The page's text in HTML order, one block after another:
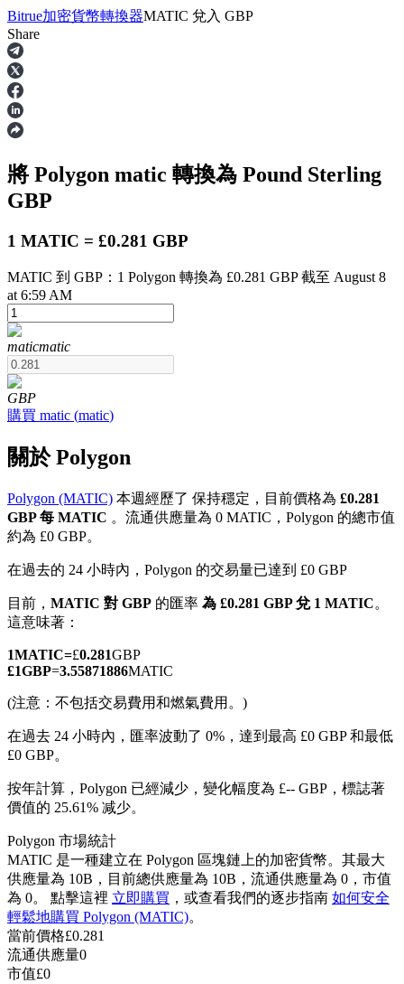
合約
USDT永續
多種以USDT結算的永續合約
幣本位永續
以數字貨幣為保證金的永續合約
TradFi
USDC永續
多種以USDC結算的永續合約
Bitrue加密貨幣轉換器MATIC 兌入 GBP
Share
將 Polygon matic 轉換為 Pound Sterling
GBP
1 MATIC = £0.281 GBP
MATIC 到 GBP：1 Polygon 轉換為 £0.281 GBP 截至 August 8
at 6:59 AM
maticmatic
GBP
購買 matic (matic)
關於 Polygon
Polygon (MATIC) 本週經歷了 保持穩定，目前價格為 £0.281
GBP 每 MATIC 。流通供應量為 0 MATIC，Polygon 的總市值
約為 £0 GBP。
在過去的 24 小時內，Polygon 的交易量已達到 £0 GBP
目前， MATIC 對 GBP 的匯率 為 £0.281 GBP 兌 1 MATIC。
這意味著：
1MATIC=£0.281GBP
£1GBP=3.55871886MATIC
(注意：不包括交易費用和燃氣費用。)
在過去 24 小時內，匯率波動了 0%，達到最高 £0 GBP 和最低
£0 GBP。
按年計算，Polygon 已經減少，變化幅度為 £-- GBP，標誌著
價值的 25.61% 减少。
Polygon 市場統計
MATIC 是一種建立在 Polygon 區塊鏈上的加密貨幣。其最大
供應量為 10B，目前總供應量為 10B，流通供應量為 0，市值
為 0。 點擊這裡 立即購買 ，或查看我們的逐步指南 如何安全
輕鬆地購買 Polygon (MATIC)。
當前價格£0.281
流通供應量0
市值£0